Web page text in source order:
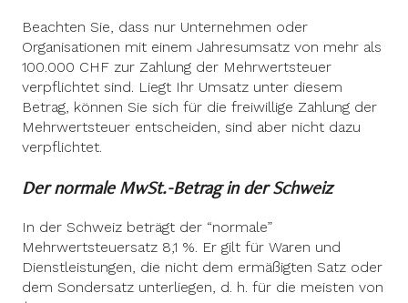
Beachten Sie, dass nur Unternehmen oder
Organisationen mit einem Jahresumsatz von mehr als
100.000 CHF zur Zahlung der Mehrwertsteuer
verpflichtet sind. Liegt Ihr Umsatz unter diesem
Betrag, können Sie sich für die freiwillige Zahlung der
Mehrwertsteuer entscheiden, sind aber nicht dazu
verpflichtet.
Der normale MwSt.-Betrag in der Schweiz
In der Schweiz beträgt der “normale”
Mehrwertsteuersatz 8,1 %. Er gilt für Waren und
Dienstleistungen, die nicht dem ermäßigten Satz oder
dem Sondersatz unterliegen, d. h. für die meisten von